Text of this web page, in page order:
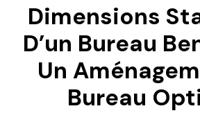
Dimensions
D’un Bureau
Un
Bureau